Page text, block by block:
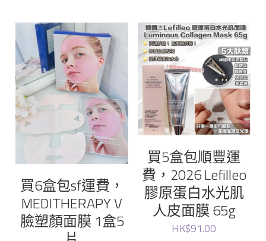
買6盒包sf運費，
MEDITHERAPY V
臉塑顏面膜 1盒5
買5盒包順豐運
費，2026 Lefilleo
膠原蛋白水光肌
人皮面膜 65g
HK$91.00